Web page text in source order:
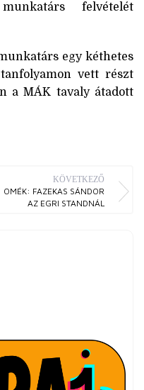
felvételét
egy kéthetes
vett részt
a MÁK tavaly átadott
KÖVETKEZŐ
OMÉK: FAZEKAS SÁNDOR
AZ EGRI STANDNÁL